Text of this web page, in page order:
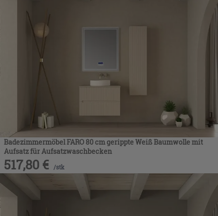
Badezimmermöbel FARO 80 cm gerippte Weiß Baumwolle mit
Aufsatz für Aufsatzwaschbecken
517,80 € /stk